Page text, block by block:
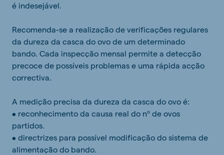
é indesejável.
Recomenda-se a realização de verificações regulares
da dureza da casca do ovo de um determinado
bando. Cada inspecção mensal permite a detecção
precoce de possíveis problemas e uma rápida acção
correctiva.
A medição precisa da dureza da casca do ovo é:
• reconhecimento da causa real do nº de ovos
partidos.
• directrizes para possível modificação do sistema de
alimentação do bando.